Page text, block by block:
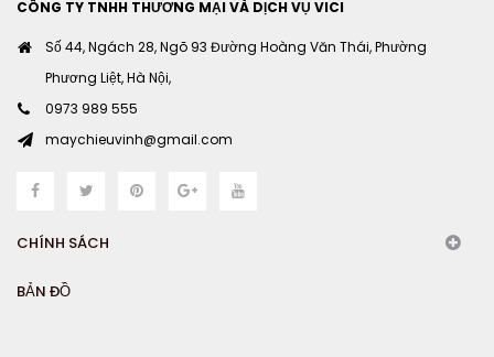
CÔNG TY TNHH THƯƠNG MẠI VÀ DỊCH VỤ VICI
Số 44, Ngách 28, Ngõ 93 Đường Hoàng Văn Thái, Phường
Phương Liệt, Hà Nội,
0973 989 555
maychieuvinh@gmail.com
CHÍNH SÁCH
BẢN ĐỒ